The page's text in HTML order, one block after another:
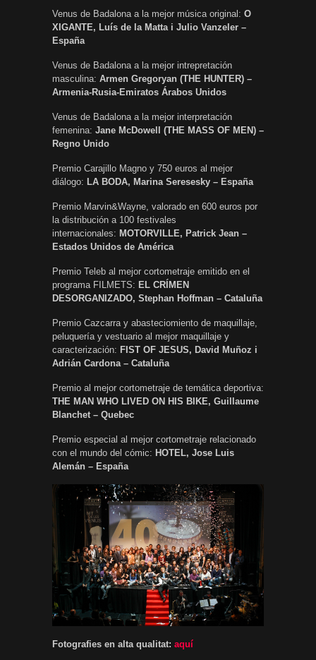
Venus de Badalona a la mejor música original: O
XIGANTE, Luís de la Matta i Julio Vanzeler –
España
Venus de Badalona a la mejor intrepretación
masculina: Armen Gregoryan (THE HUNTER) –
Armenia-Rusia-Emiratos Árabos Unidos
Venus de Badalona a la mejor interpretación
femenina: Jane McDowell (THE MASS OF MEN) –
Regno Unido
Premio Carajillo Magno y 750 euros al mejor
diálogo: LA BODA, Marina Seresesky – España
Premio Marvin&Wayne, valorado en 600 euros por
la distribución a 100 festivales
internacionales: MOTORVILLE, Patrick Jean –
Estados Unidos de América
Premio Teleb al mejor cortometraje emitido en el
programa FILMETS: EL CRÍMEN
DESORGANIZADO, Stephan Hoffman – Cataluña
Premio Cazcarra y abasteciomiento de maquillaje,
peluquería y vestuario al mejor maquillaje y
caracterización: FIST OF JESUS, David Muñoz i
Adrián Cardona – Cataluña
Premio al mejor cortometraje de temática deportiva:
THE MAN WHO LIVED ON HIS BIKE, Guillaume
Blanchet – Quebec
Premio especial al mejor cortometraje relacionado
con el mundo del cómic: HOTEL, Jose Luis
Alemán – España
Fotografies en alta qualitat: aquí